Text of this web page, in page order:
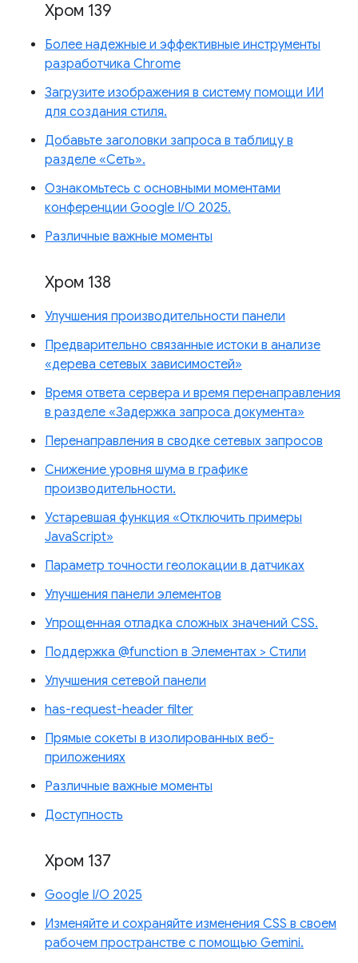
Хром 139
Более надежные и эффективные инструменты
разработчика Chrome
Загрузите изображения в систему помощи ИИ
для создания стиля.
Добавьте заголовки запроса в таблицу в
разделе «Сеть».
Ознакомьтесь с основными моментами
конференции Google I/O 2025.
Различные важные моменты
Хром 138
Улучшения производительности панели
Предварительно связанные истоки в анализе
«дерева сетевых зависимостей»
Время ответа сервера и время перенаправления
в разделе «Задержка запроса документа»
Перенаправления в сводке сетевых запросов
Снижение уровня шума в графике
производительности.
Устаревшая функция «Отключить примеры
JavaScript»
Параметр точности геолокации в датчиках
Улучшения панели элементов
Упрощенная отладка сложных значений CSS.
Поддержка @function в Элементах > Стили
Улучшения сетевой панели
has-request-header filter
Прямые сокеты в изолированных веб-
приложениях
Различные важные моменты
Доступность
Хром 137
Google I/O 2025
Изменяйте и сохраняйте изменения CSS в своем
рабочем пространстве с помощью Gemini.